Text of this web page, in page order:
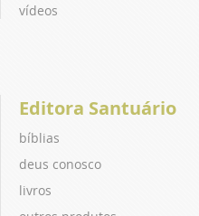
vídeos
Editora Santuário
bíblias
deus conosco
livros